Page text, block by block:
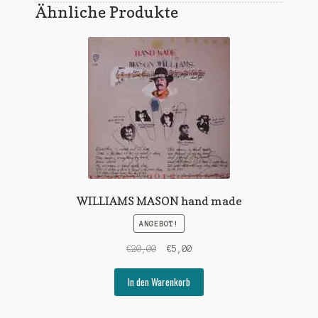
Ähnliche Produkte
WILLIAMS MASON hand made
ANGEBOT!
€20,00
Ursprünglicher
war:
€20,00
€5,00Aktueller
€5,00.
In den Warenkorb